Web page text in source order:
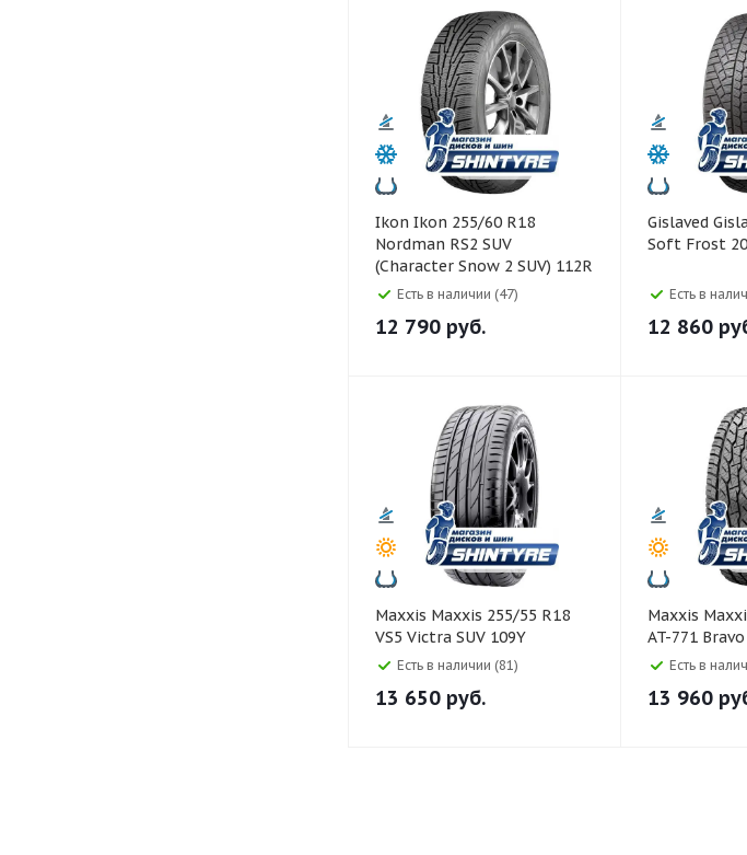
Ikon Ikon 255/60 R18
Nordman RS2 SUV
(Character Snow 2 SUV) 112R
Есть в наличии (47)
12 790 руб.
Gislaved Gislaved 255/55 R18
Soft Frost
Есть в
12 860
Maxxis Maxxis 255/55 R18
VS5 Victra SUV 109Y
Есть в наличии (81)
13 650 руб.
Maxxis Maxxis 255/60 R18
AT-771
Есть в
13 960